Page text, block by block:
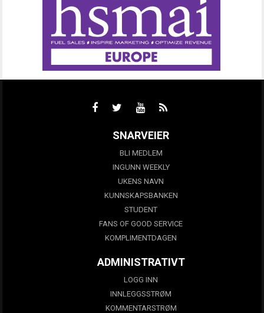
SNARVEIER
BLI MEDLEM
INGUNN WEEKLY
UKENS NAVN
KUNNSKAPSBANKEN
STUDENT
FANS OF GOOD SERVICE
KOMPLIMENTDAGEN
ADMINISTRATIVT
LOGG INN
INNLEGGSSTRØM
KOMMENTARSTRØM